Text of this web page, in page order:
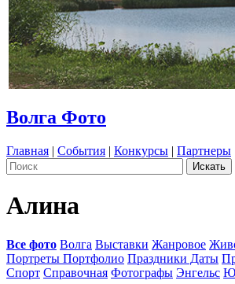
Волга Фото
Главная | События | Конкурсы | Партнеры
Алина
Все фото Волга Выставки Жанровое
Портреты Портфолио Праздники Даты
Спорт Справочная Фотографы Энгельс